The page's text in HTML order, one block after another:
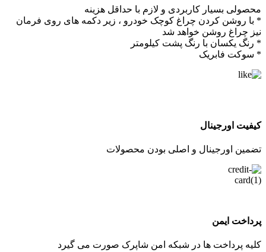
محصولی بسیار کاربردی و لازم با حداقل هزینه
* با روشن کردن چراغ کوچک خودرو ، زیر دکمه های روی فرمان
نیز چراغ روشن خواهد شد
* رنگ یکسان با رنگ پشت کیلومتر
* سوکت فابریک
کیفیت اورجینال
تضمین اورجینال و اصلی بودن محصولات
پرداخت ایمن
کلیه پرداخت ها در شبکه امن شاپرک صورت می گیرد